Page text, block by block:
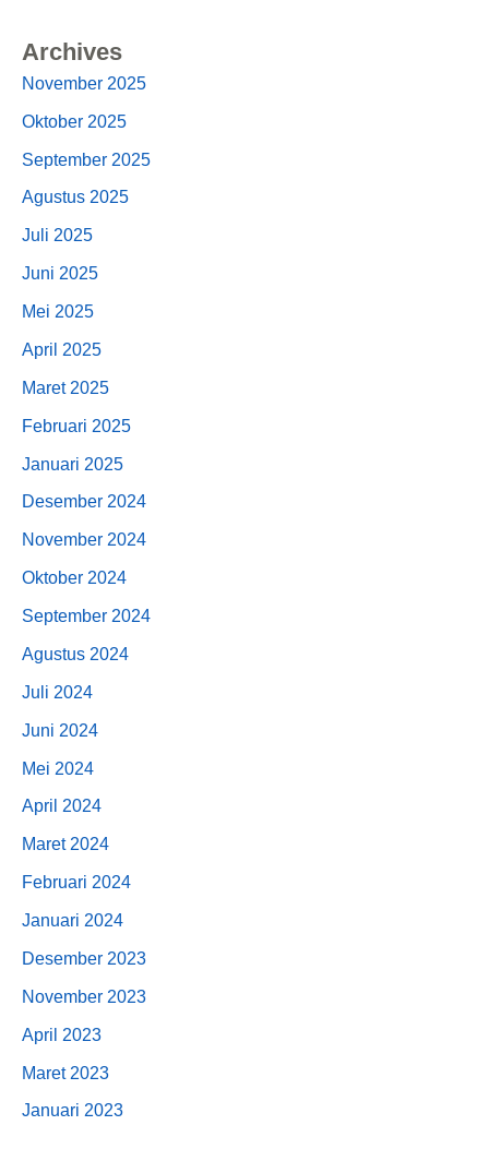
Archives
November 2025
Oktober 2025
September 2025
Agustus 2025
Juli 2025
Juni 2025
Mei 2025
April 2025
Maret 2025
Februari 2025
Januari 2025
Desember 2024
November 2024
Oktober 2024
September 2024
Agustus 2024
Juli 2024
Juni 2024
Mei 2024
April 2024
Maret 2024
Februari 2024
Januari 2024
Desember 2023
November 2023
April 2023
Maret 2023
Januari 2023